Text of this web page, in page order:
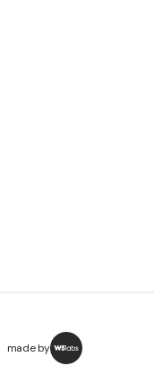
made by